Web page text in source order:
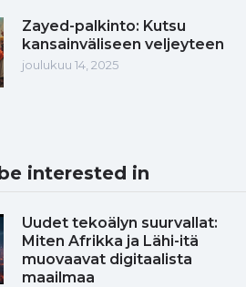
Zayed-palkinto: Kutsu
kansainväliseen veljeyteen
joulukuu 14, 2025
interested in
Uudet tekoälyn suurvallat:
Miten Afrikka ja Lähi-itä
muovaavat digitaalista
maailmaa